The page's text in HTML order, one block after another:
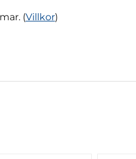
(Villkor)